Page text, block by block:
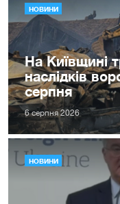
НОВИНИ
На Київщині
наслідків
серпня
6 серпня 2026
НОВИНИ